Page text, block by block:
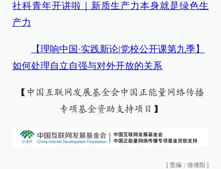
社科青年开讲啦｜新质生产力本身就是绿色生
产力
【理响中国·实践新论|党校公开课第九季】
如何处理自立自强与对外开放的关系
【中国互联网发展基金会中国正能量网络传播
专项基金资助支持项目】
[ 责编：徐倩阳 ]